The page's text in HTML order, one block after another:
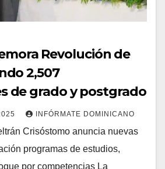
Revolución de
2,507
de grado y postgrado
INFÓRMATE DOMINICANO
Crisóstomo anuncia nuevas
programas de estudios,
por competencias La